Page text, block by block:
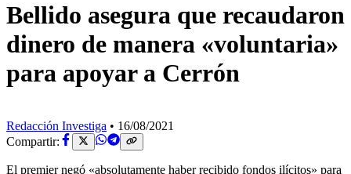
Bellido asegura que recaudaron
dinero de manera «voluntaria»
para apoyar a Cerrón
Redacción Investiga • 16/08/2021
Compartir:
El premier negó «absolutamente haber recibido fondos ilícitos» para